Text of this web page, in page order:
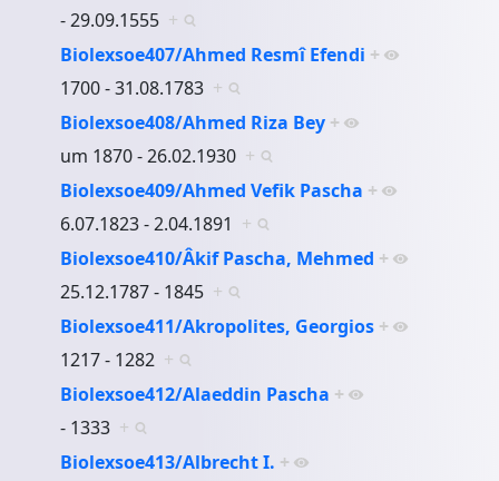
- 29.09.1555 +
Biolexsoe407/Ahmed Resmî Efendi +
1700 - 31.08.1783 +
Biolexsoe408/Ahmed Riza Bey +
um 1870 - 26.02.1930 +
Biolexsoe409/Ahmed Vefik Pascha +
6.07.1823 - 2.04.1891 +
Biolexsoe410/Âkif Pascha, Mehmed +
25.12.1787 - 1845 +
Biolexsoe411/Akropolites, Georgios +
1217 - 1282 +
Biolexsoe412/Alaeddin Pascha +
- 1333 +
Biolexsoe413/Albrecht I. +